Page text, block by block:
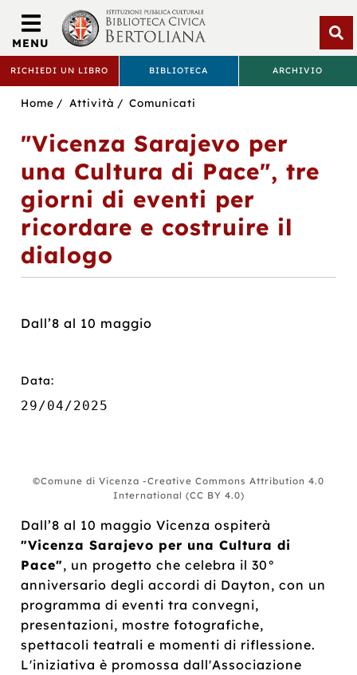
BIBLIOTECA
BERTOLIANA
RICHIEDI UN LIBRO BIBLIOTECA ARCHIVIO
MENU
Bertoliana
Sei
Home Attività Comunicati
"Vicenza Sarajevo per
una Cultura di Pace", tre
giorni di eventi per
ricordare e costruire il
dialogo
Dall’8 al 10 maggio
Data:
29/04/2025
©Comune di Vicenza -Creative Commons Attribution 4.0
International (CC BY 4.0)
Dall’8 al 10 maggio Vicenza ospiterà
"Vicenza Sarajevo per una Cultura di
Pace", un progetto che celebra il 30°
anniversario degli accordi di Dayton, con un
programma di eventi tra convegni,
presentazioni, mostre fotografiche,
spettacoli teatrali e momenti di riflessione.
L'iniziativa è promossa dall'Associazione